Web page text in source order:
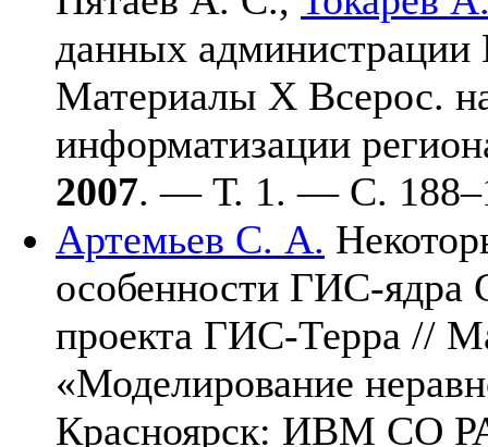
данных администрации
Материалы X Всерос.
информатизации
2007. — Т. 1. — С. 1
Артемьев С. А.
особенности ГИС-ядра
проекта ГИС-Терра //
«Моделирование
Красноярск: ИВМ СО